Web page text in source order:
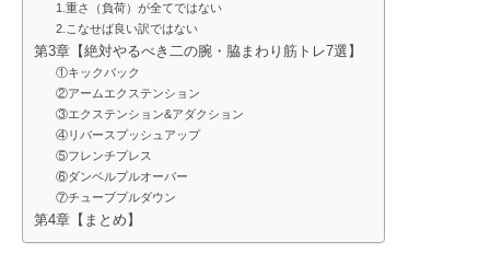
1.重さ（負荷）が全てではない
2.こなせば良い訳ではない
第3章【絶対やるべき二の腕・脇まわり筋トレ7選】
①キックバック
②アームエクステンション
③エクステンション&アダクション
④リバースプッシュアップ
⑤フレンチプレス
⑥ダンベルプルオーバー
⑦チューブプルダウン
第4章【まとめ】